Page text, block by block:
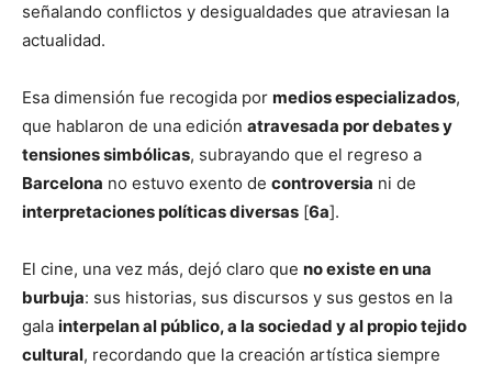
señalando conflictos y desigualdades que atraviesan la
actualidad.
Esa dimensión fue recogida por medios especializados,
que hablaron de una edición atravesada por debates y
tensiones simbólicas, subrayando que el regreso a
Barcelona no estuvo exento de controversia ni de
interpretaciones políticas diversas [6a].
El cine, una vez más, dejó claro que no existe en una
burbuja: sus historias, sus discursos y sus gestos en la
gala interpelan al público, a la sociedad y al propio tejido
cultural, recordando que la creación artística siempre